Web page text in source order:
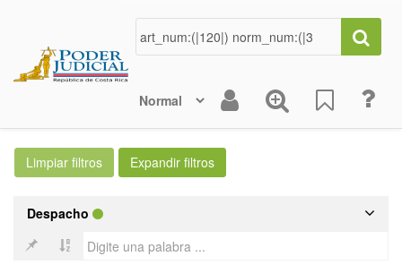
Despacho